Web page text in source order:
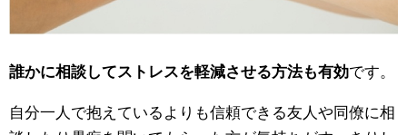
誰かに相談してストレスを軽減させる方法も有効です。
自分一人で抱えているよりも信頼できる友人や同僚に相